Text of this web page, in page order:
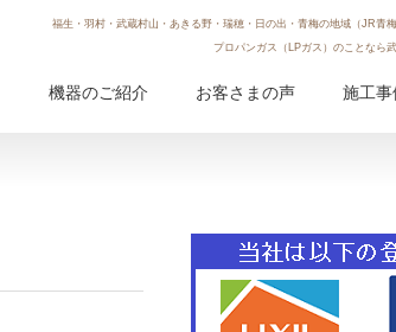
福生・羽村・武蔵村山・あきる野・瑞穂・日の出・青梅の地域（JR青
プロパンガス（LPガス）のことなら
機器のご紹介 お客さまの声 施工事